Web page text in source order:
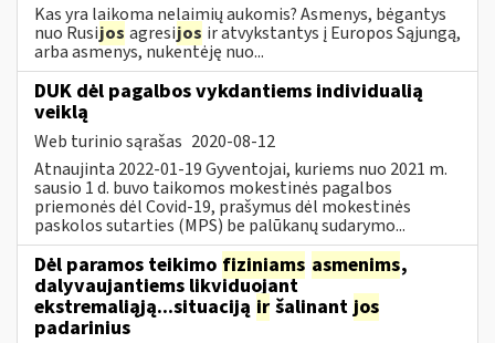
Kas yra laikoma nelaimių aukomis? Asmenys, bėgantys
nuo Rusijos agresijos ir atvykstantys į Europos Sąjungą,
arba asmenys, nukentėję nuo...
DUK dėl pagalbos vykdantiems individualią
veiklą
Web turinio sąrašas 2020-08-12
Atnaujinta 2022-01-19 Gyventojai, kuriems nuo 2021 m.
sausio 1 d. buvo taikomos mokestinės pagalbos
priemonės dėl Covid-19, prašymus dėl mokestinės
paskolos sutarties (MPS) be palūkanų sudarymo...
Dėl paramos teikimo fiziniams asmenims,
dalyvaujantiems likviduojant
ekstremaliąją...situaciją ir šalinant jos
padarinius